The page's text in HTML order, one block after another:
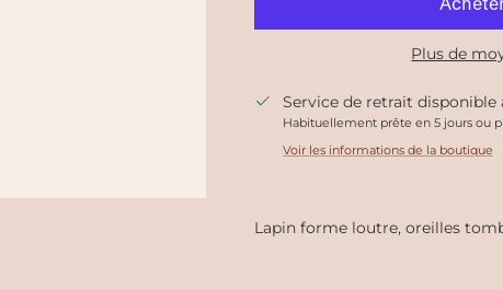
Plus de
Service de retrait disponible
Habituellement prête en 5 jours ou
Voir les informations de la boutique
Lapin forme loutre, oreilles